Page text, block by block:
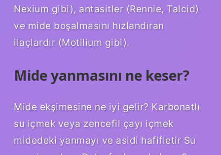
Nexium gibi), antasitler (Rennie, Talcid)
ve mide boşalmasını hızlandıran
ilaçlardır (Motilium gibi).
Mide yanmasını ne keser?
Mide ekşimesine ne iyi gelir? Karbonatlı
su içmek veya zencefil çayı içmek
midedeki yanmayı ve asidi hafifletir Su